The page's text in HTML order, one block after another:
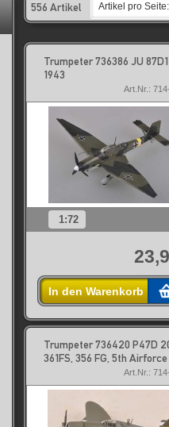
556 Artikel Artikel pro Seite:
Trumpeter 736386 JU
1943
Art.Nr.:
1:72
In den Warenkorb
Trumpeter 736420 P47D
361FS, 356 FG, 5th Airforce
Art.Nr.: